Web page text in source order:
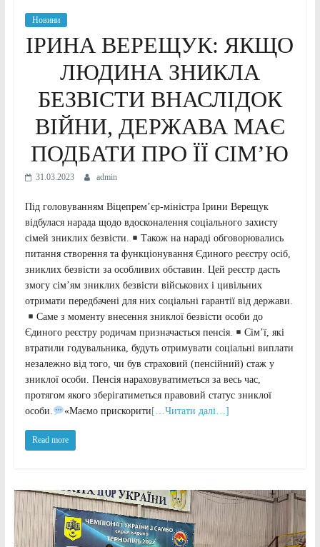
Новини
ІРИНА ВЕРЕЩУК: ЯКЩО
ЛЮДИНА ЗНИКЛА
БЕЗВІСТИ ВНАСЛІДОК
ВІЙНИ, ДЕРЖАВА МАЄ
ПОДБАТИ ПРО ЇЇ СІМ’Ю
31.03.2023 admin
Під головуванням Віцепрем’єр-міністра Ірини Верещук
відбулася нарада щодо вдосконалення соціального захисту
сімей зниклих безвісти.
Також на нараді обговорювались
питання створення та функціонування Єдиного реєстру осіб,
зниклих безвісти за особливих обставин. Цей реєстр дасть
змогу сім’ям зниклих безвісти військових і цивільних
отримати передбачені для них соціальні гарантії від держави.
Саме з моменту внесення зниклої безвісти особи до
Єдиного реєстру родичам призначається пенсія.
Сім’ї, які
втратили годувальника, будуть отримувати соціальні виплати
незалежно від того, чи був страховий (пенсійний) стаж у
зниклої особи. Пенсія нараховуватиметься за весь час,
протягом якого зберігатиметься правовий статус зниклої
особи.
«Маємо прискорити […Читати далі…]
Read more